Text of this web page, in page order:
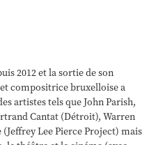
2012 et la sortie de son
compositrice bruxelloise a
artistes tels que John Parish,
Cantat (Détroit), Warren
Lee Pierce Project) mais